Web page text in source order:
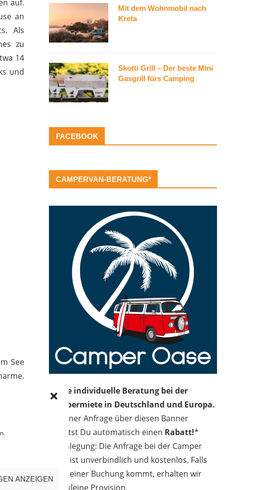
ANZEIGEN
auf.
an
Als
zu
14
und
See
hier
Mit dem Wohnmobil nach
Kreta
Skotti Grill – Der beste Mini
Gasgrill fürs Camping
FACEBOOK
CAMPERVAN-BERATUNG*
Deine individuelle Beratung bei der
Campermiete in Deutschland und Europa.
Bei einer Anfrage über diesen Banner
erhältst Du automatisch einen Rabatt!*
Offenlegung: Die Anfrage bei der Camper
Oase ist unverbindlich und kostenlos. Falls
es zu einer Buchung kommt, erhalten wir
eine kleine Provision.